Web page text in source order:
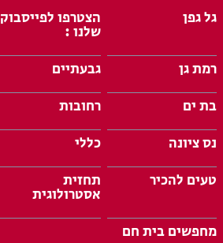
גל גפן הצטרפו לפייסבוק
שלנו :
רמת גן
גבעתיים
בת ים
רחובות
נס ציונה
כללי
טעים להכיר
תחזית
אסטרולוגית
מחפשים בית חם